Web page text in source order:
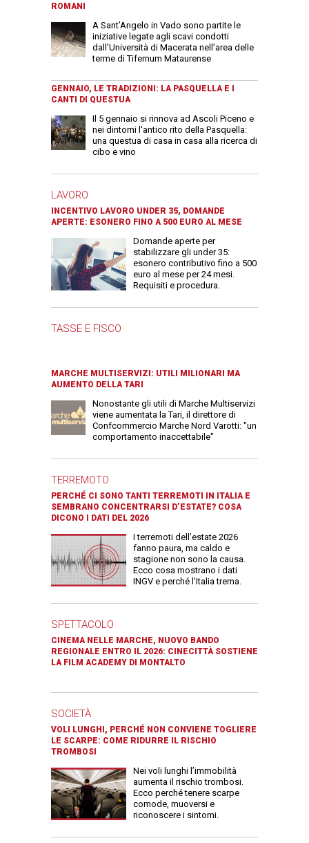
ROMANI
A Sant’Angelo in Vado sono partite le
iniziative legate agli scavi condotti
dall’Università di Macerata nell’area delle
terme di Tifernum Mataurense
GENNAIO, LE TRADIZIONI: LA PASQUELLA E I
CANTI DI QUESTUA
Il 5 gennaio si rinnova ad Ascoli Piceno e
nei dintorni l'antico rito della Pasquella:
una questua di casa in casa alla ricerca di
cibo e vino
LAVORO
INCENTIVO LAVORO UNDER 35, DOMANDE
APERTE: ESONERO FINO A 500 EURO AL MESE
Domande aperte per
stabilizzare gli under 35:
esonero contributivo fino a 500
euro al mese per 24 mesi.
Requisiti e procedura.
TASSE E FISCO
MARCHE MULTISERVIZI: UTILI MILIONARI MA
AUMENTO DELLA TARI
Nonostante gli utili di Marche Multiservizi
viene aumentata la Tari, il direttore di
Confcommercio Marche Nord Varotti: "un
comportamento inaccettabile"
TERREMOTO
PERCHÉ CI SONO TANTI TERREMOTI IN ITALIA E
SEMBRANO CONCENTRARSI D’ESTATE? COSA
DICONO I DATI DEL 2026
I terremoti dell’estate 2026
fanno paura, ma caldo e
stagione non sono la causa.
Ecco cosa mostrano i dati
INGV e perché l’Italia trema.
SPETTACOLO
CINEMA NELLE MARCHE, NUOVO BANDO
REGIONALE ENTRO IL 2026: CINECITTÀ SOSTIENE
LA FILM ACADEMY DI MONTALTO
SOCIETÀ
VOLI LUNGHI, PERCHÉ NON CONVIENE TOGLIERE
LE SCARPE: COME RIDURRE IL RISCHIO
TROMBOSI
Nei voli lunghi l’immobilità
aumenta il rischio trombosi.
Ecco perché tenere scarpe
comode, muoversi e
riconoscere i sintomi.